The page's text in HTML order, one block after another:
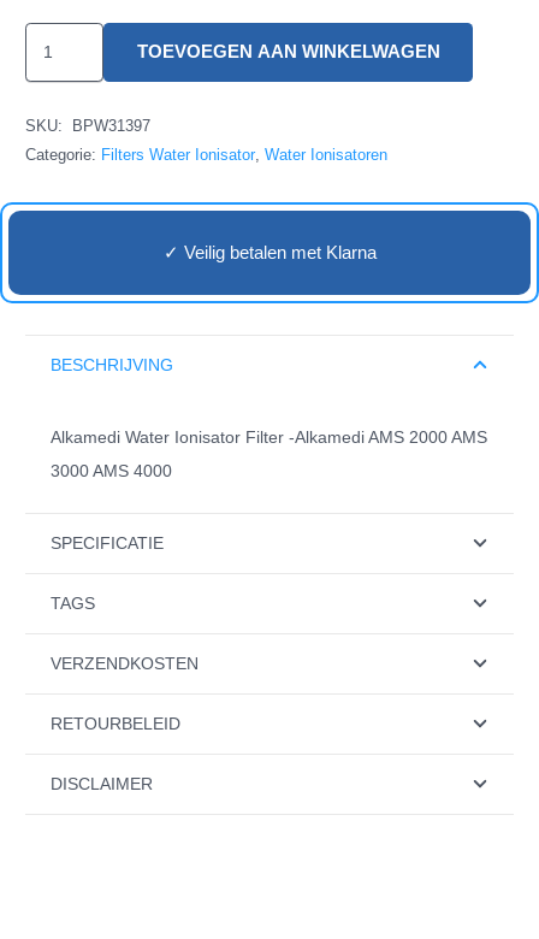
Water
aantal
TOEVOEGEN AAN WINKELWAGEN
SKU:
BPW31397
Categorie: Filters Water Ionisator, Water Ionisatoren
✓ Veilig betalen met Klarna
BESCHRIJVING
Alkamedi Water Ionisator Filter -Alkamedi AMS 2000 AMS
3000 AMS 4000
SPECIFICATIE
TAGS
VERZENDKOSTEN
RETOURBELEID
DISCLAIMER